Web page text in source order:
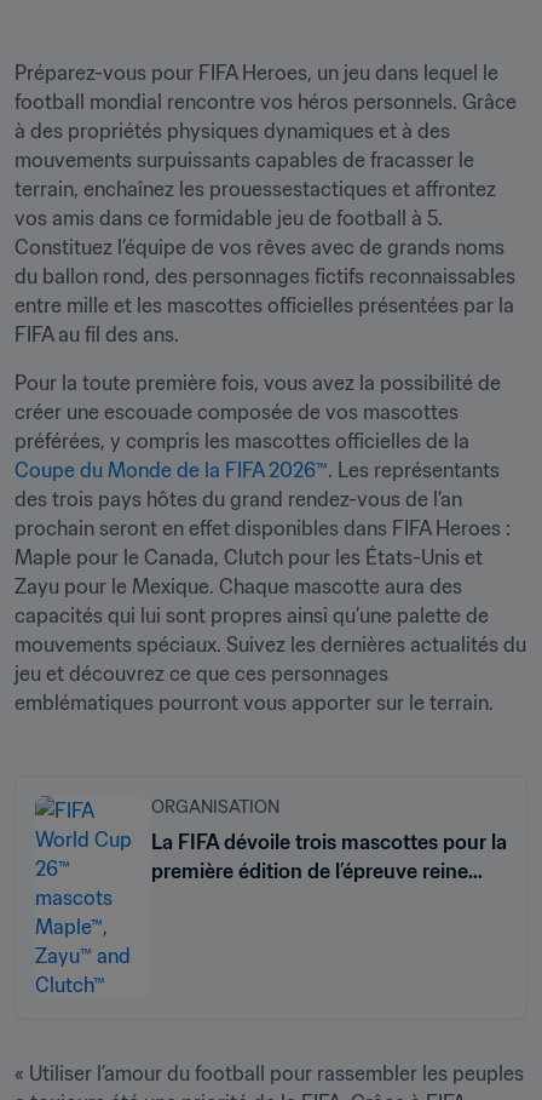
Préparez-vous pour FIFA Heroes, un jeu dans lequel le
football mondial rencontre vos héros personnels. Grâce
à des propriétés physiques dynamiques et à des
mouvements surpuissants capables de fracasser le
terrain, enchaînez les prouessestactiques et affrontez
vos amis dans ce formidable jeu de football à 5.
Constituez l’équipe de vos rêves avec de grands noms
du ballon rond, des personnages fictifs reconnaissables
entre mille et les mascottes officielles présentées par la
FIFA au fil des ans.
Pour la toute première fois, vous avez la possibilité de
créer une escouade composée de vos mascottes
Coupe du Monde de la FIFA 2026™. Les représentants
des trois pays hôtes du grand rendez-vous de l’an
prochain seront en effet disponibles dans FIFA Heroes :
Maple pour le Canada, Clutch pour les États-Unis et
Zayu pour le Mexique. Chaque mascotte aura des
capacités qui lui sont propres ainsi qu’une palette de
mouvements spéciaux. Suivez les dernières actualités du
jeu et découvrez ce que ces personnages
ORGANISATION
La FIFA dévoile trois mascottes pour la
première édition de l’épreuve reine
« Utiliser l’amour du football pour rassembler les peuples